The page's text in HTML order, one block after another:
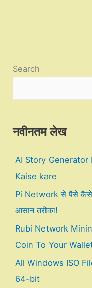
Search
नवीनतम लेख
AI Story
Kaise kare
Pi Network से पैसे कैसे
आसान तरीका!
Rubi Network
Coin To Your
All Windows ISO
64-bit